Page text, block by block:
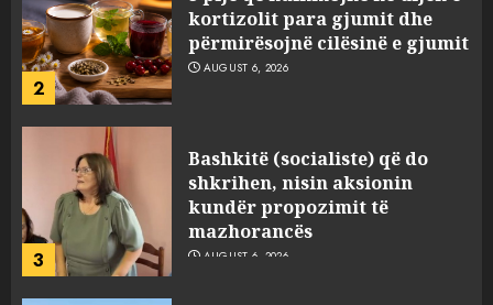
2
kortizolit para gjumit dhe
përmirësojnë cilësinë e gjumit
AUGUST 6, 2026
3
Bashkitë (socialiste) që do
shkrihen, nisin aksionin
kundër propozimit të
mazhorancës
AUGUST 6, 2026